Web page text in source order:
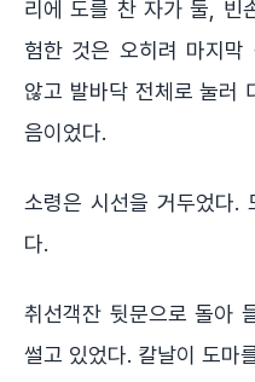
리에 도를 찬 자가 둘, 빈
험한 것은 오히려 마지막
않고 발바닥 전체로 눌러
음이었다.
소령은 시선을 거두었다.
다.
취선객잔 뒷문으로 돌아
썰고 있었다. 칼날이 도마